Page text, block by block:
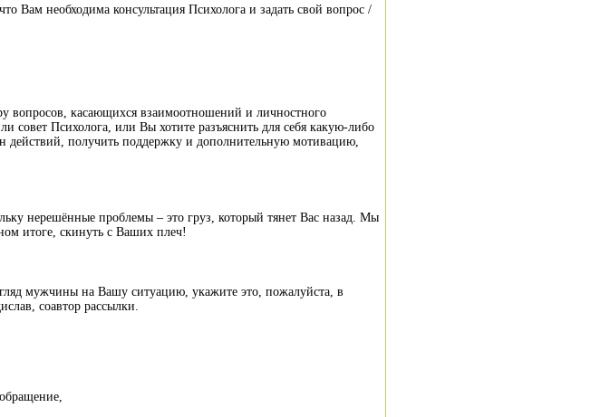
Вам необходима консультация Психолога и задать свой вопрос /
вопросов, касающихся взаимоотношений и личностного
совет Психолога, или Вы хотите разъяснить для себя какую-либо
действий, получить поддержку и дополнительную мотивацию,
нерешённые проблемы – это груз, который тянет Вас назад. Мы
итоге, скинуть с Ваших плеч!
мужчины на Вашу ситуацию, укажите это, пожалуйста, в
соавтор рассылки.